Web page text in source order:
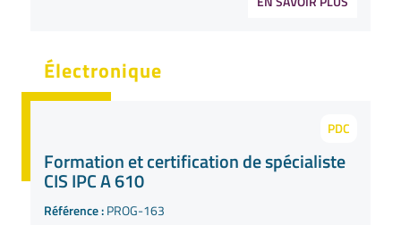
Électronique
PDC
Formation et certification de spécialiste
CIS IPC A 610
Référence :PROG-163